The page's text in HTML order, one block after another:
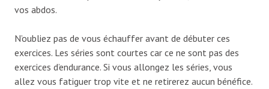
vos abdos.
N’oubliez pas de vous échauffer avant de débuter ces
exercices. Les séries sont courtes car ce ne sont pas des
exercices d’endurance. Si vous allongez les séries, vous
allez vous fatiguer trop vite et ne retirerez aucun bénéfice.